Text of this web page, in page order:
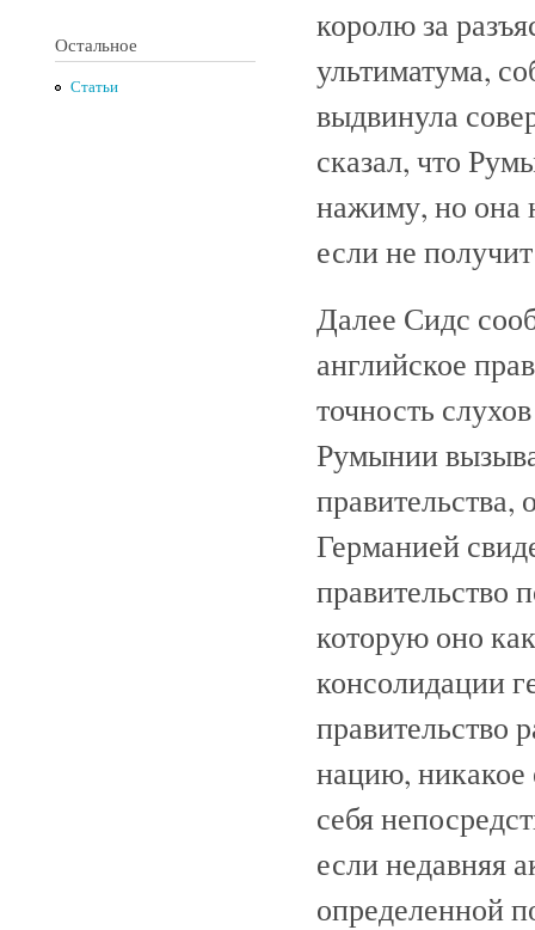
Остальное
Статьи
королю за
ультиматума,
выдвинула
сказал, что
нажиму, но она
если не
Далее Сидс
английское
точность
Румынии
правительства,
Германией
правительство
которую оно
консолидации
правительство
нацию, никакое
себя
если недавняя
определенной